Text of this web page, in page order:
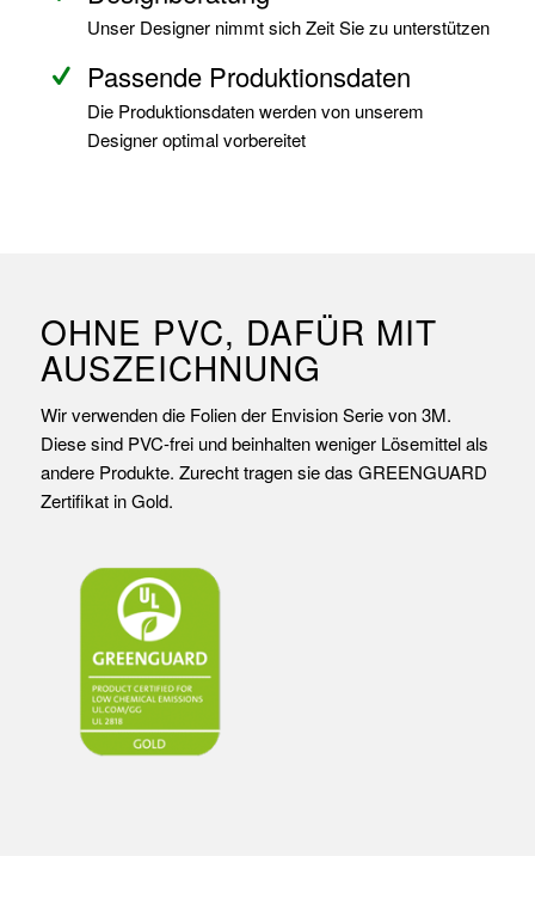
Unser Designer nimmt sich Zeit Sie zu unterstützen
Passende Produktionsdaten
Die Produktionsdaten werden von unserem
Designer optimal vorbereitet
OHNE PVC, DAFÜR MIT
AUSZEICHNUNG
Wir verwenden die Folien der Envision Serie von 3M.
Diese sind PVC-frei und beinhalten weniger Lösemittel als
andere Produkte. Zurecht tragen sie das GREENGUARD
Zertifikat in Gold.